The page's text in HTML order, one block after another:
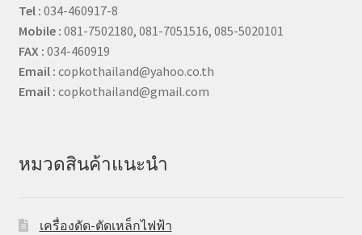
Tel : 034-460917-8
Mobile : 081-7502180, 081-7051516, 085-5020101
FAX : 034-460919
Email : copkothailand@yahoo.co.th
Email : copkothailand@gmail.com
หมวดสินค้าแนะนำ
เครื่องดัด-ตัดเหล็กไฟฟ้า